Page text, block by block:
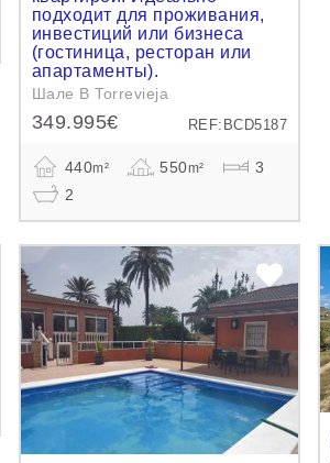
подходит для проживания,
инвестиций или бизнеса
(гостиница, ресторан или
апартаменты).
Шале В Torrevieja
REF:BCD5187
349.995€
440m² 550m²
3
2